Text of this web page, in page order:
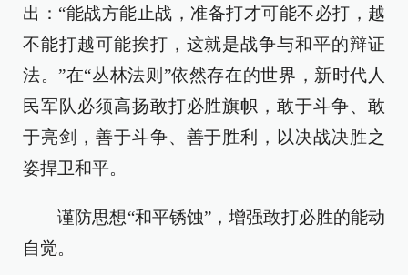
出：“能战方能止战，准备打才可能不必打，越
不能打越可能挨打，这就是战争与和平的辩证
法。”在“丛林法则”依然存在的世界，新时代人
民军队必须高扬敢打必胜旗帜，敢于斗争、敢
于亮剑，善于斗争、善于胜利，以决战决胜之
姿捍卫和平。
——谨防思想“和平锈蚀”，增强敢打必胜的能动
自觉。